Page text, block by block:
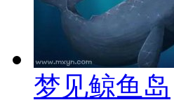
梦见鲸鱼岛